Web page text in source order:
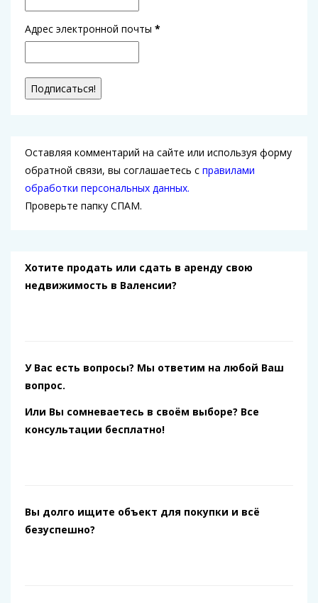
Адрес электронной почты *
Оставляя комментарий на сайте или используя форму
обратной связи, вы соглашаетесь с правилами
обработки персональных данных.
Проверьте папку СПАМ.
Хотите продать или сдать в аренду свою
недвижимость в Валенсии?
У Вас есть вопросы? Мы ответим на любой Ваш
вопрос.
Или Вы сомневаетесь в своём выборе? Все
консультации бесплатно!
Вы долго ищите объект для покупки и всё
безуспешно?